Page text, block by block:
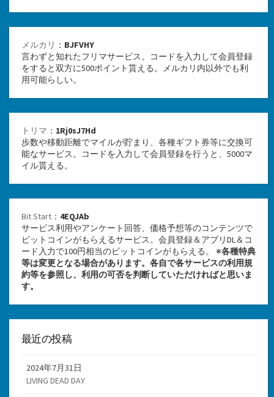
メルカリ ： BJFVHY
言わずと知れたフリマサービス。コードを入力して会員登録
をすると双方に500ポイント貰える。メルカリ内以外でも利
用可能らしい。
トリマ ： 1Rj0sJ7Hd
歩数や移動距離でマイルが貯まり、各種ギフト券等に交換可
能なサービス。コードを入力して会員登録を行うと、5000マ
イル貰える。
Bit Start ： 4EQJAb
サービス利用やアンケート回答、価格予想等のコンテンツで
ビットコインがもらえるサービス。会員登録＆アプリDL＆コ
ード入力で100円相当のビットコインがもらえる。 ※各種特典
等は変更となる場合があります。各自で各サービスの利用規
約等を参照し、利用の可否を判断していただければと思いま
す。
最近の投稿
2024年7月31日
LIVING DEAD DAY